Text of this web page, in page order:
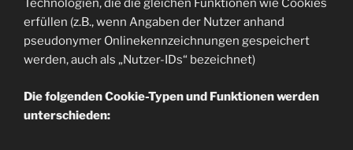
Technologien, die die gleichen Funktionen wie Cookies
erfüllen (z.B., wenn Angaben der Nutzer anhand
pseudonymer Onlinekennzeichnungen gespeichert
werden, auch als „Nutzer-IDs“ bezeichnet)
Die folgenden Cookie-Typen und Funktionen werden
unterschieden: